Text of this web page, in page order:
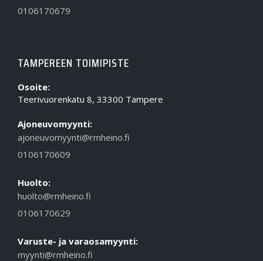
0106170679
TAMPEREEN TOIMIPISTE
Osoite:
Teerivuorenkatu 8, 33300 Tampere
Ajoneuvomyynti:
ajoneuvomyynti@rmheino.fi
0106170609
Huolto:
huolto@rmheino.fi
0106170629
Varuste- ja varaosamyynti:
myynti@rmheino.fi